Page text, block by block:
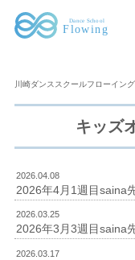
川崎ダンススクールフローイング
キッズ
2026.04.08
2026年4月1週目saina
2026.03.25
2026年3月3週目saina
2026.03.17